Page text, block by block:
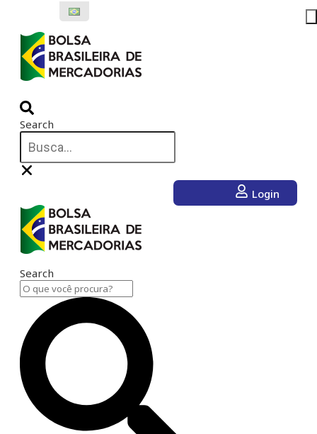
conteúdo
Search
Login
Search